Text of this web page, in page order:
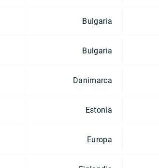
Bulgaria
Bulgaria
Danimarca
Estonia
Europa